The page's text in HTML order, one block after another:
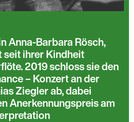
Anna-Barbara Rösch,
seit ihrer Kindheit
2019 schloss sie den
– Konzert an der
Ziegler ab, dabei
Anerkennungspreis am